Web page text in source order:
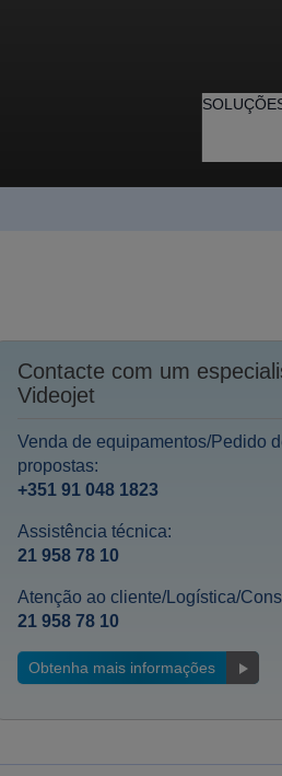
Contacte com um
Videojet
Venda de equipamentos/Pedido
propostas:
+351 91 048 1823
Assistência técnica:
21 958 78 10
Atenção ao cliente/Logística/
21 958 78 10
Obtenha mais informações